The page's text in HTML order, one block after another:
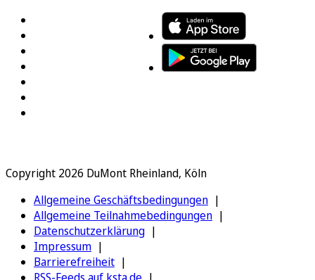
Copyright 2026 DuMont Rheinland, Köln
Allgemeine Geschäftsbedingungen
Allgemeine Teilnahmebedingungen
Datenschutzerklärung
Impressum
Barrierefreiheit